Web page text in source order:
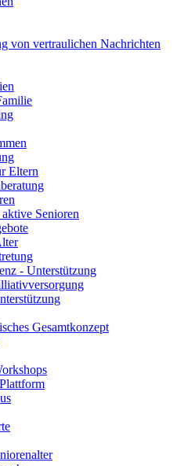
von vertraulichen Nachrichten
Eltern
Senioren
- Unterstützung
Gesamtkonzept